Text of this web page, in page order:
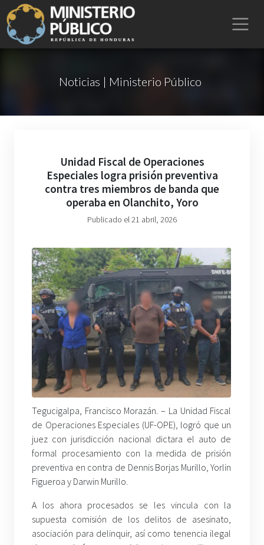
Noticias | Ministerio Público
Unidad Fiscal de Operaciones
Especiales logra prisión preventiva
contra tres miembros de banda que
operaba en Olanchito, Yoro
Publicado el 21 abril, 2026
Tegucigalpa, Francisco Morazán. – La Unidad Fiscal
de Operaciones Especiales (UF-OPE), logró que un
juez con jurisdicción nacional dictara el auto de
formal procesamiento con la medida de prisión
preventiva en contra de Dennis Borjas Murillo, Yorlin
Figueroa y Darwin Murillo.
A los ahora procesados se les vincula con la
supuesta comisión de los delitos de asesinato,
asociación para delinquir, así como tenencia ilegal